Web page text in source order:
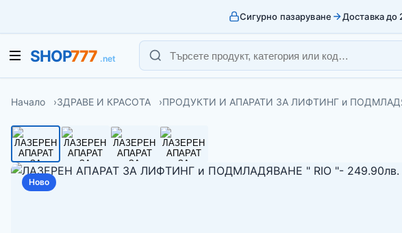
Сигурно пазаруване Доставка до
Начало ЗДРАВЕ И КРАСОТА ПРОДУКТИ И АПАРАТИ ЗА ЛИФТИНГ и
Ново